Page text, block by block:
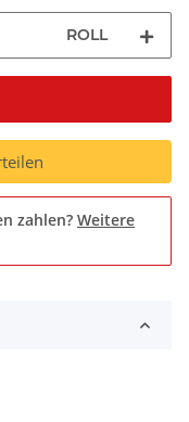
ROLL
zahlen? Weitere